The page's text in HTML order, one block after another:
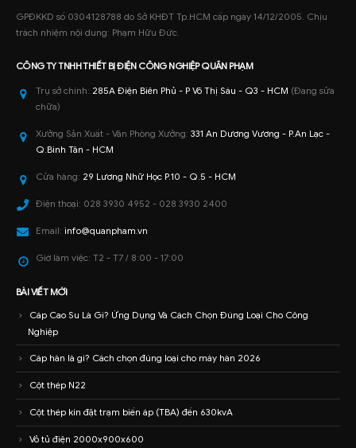
Contact
GPĐKKD số 0304128788 do Sở KHĐT Tp.HCM cấp ngày 14/12/2005. Chịu
trách nhiệm nội dung: Phạm Hữu Đức.
Trụ sở chính: 285A Điện Biên Phủ - P Võ Thị Sáu - Q3 - HCM
Q.Bình Tân - HCM
Cửa hàng: 29 Lương Nhữ Học P.10 - Q.5 - HCM
Điện thoại: 028 3930 4952 - 028 3930 2400
Email:
Giờ làm việc: T2 - T7 / 8:00 - 17:00
BÀI VIẾT MỚI
Nghiệp
Cáp hàn là gì? Cách chọn đúng loại cho máy hàn 2026
Cột thép N22